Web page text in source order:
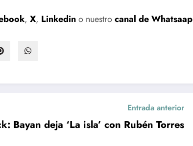
, X, Linkedino nuestrocanal de Whatsaap
Entrada anterior
Bayan deja ‘La isla’ con Rubén Torres